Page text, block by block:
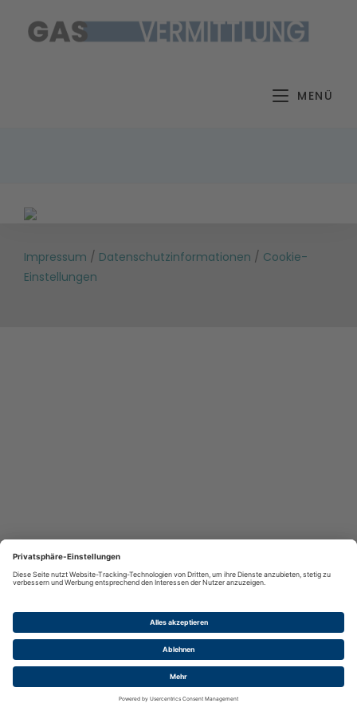
Inhalt
MENÜ
Impressum / Datenschutzinformationen / Cookie-
Einstellungen